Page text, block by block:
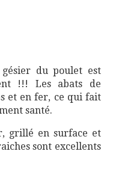
du poulet est
!!! Les abats de
et en fer, ce qui fait
santé.
grillé en surface et
sont excellents